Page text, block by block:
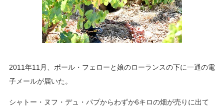
2011年11月、ポール・フェローと娘のローランスの下に一通の電
子メールが届いた。
シャトー・ヌフ・デュ・パプからわずか6キロの畑が売りに出て